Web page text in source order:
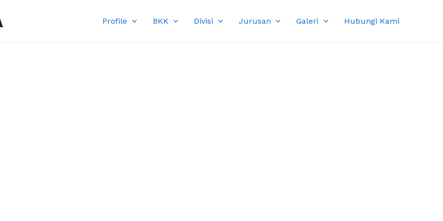
Profile BKK Divisi Jurusan Galeri Hubungi Kami